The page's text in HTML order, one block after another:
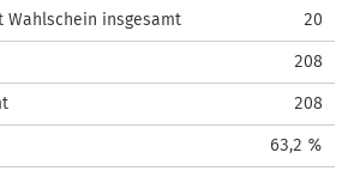
insgesamt 20
208
208
63,2 %